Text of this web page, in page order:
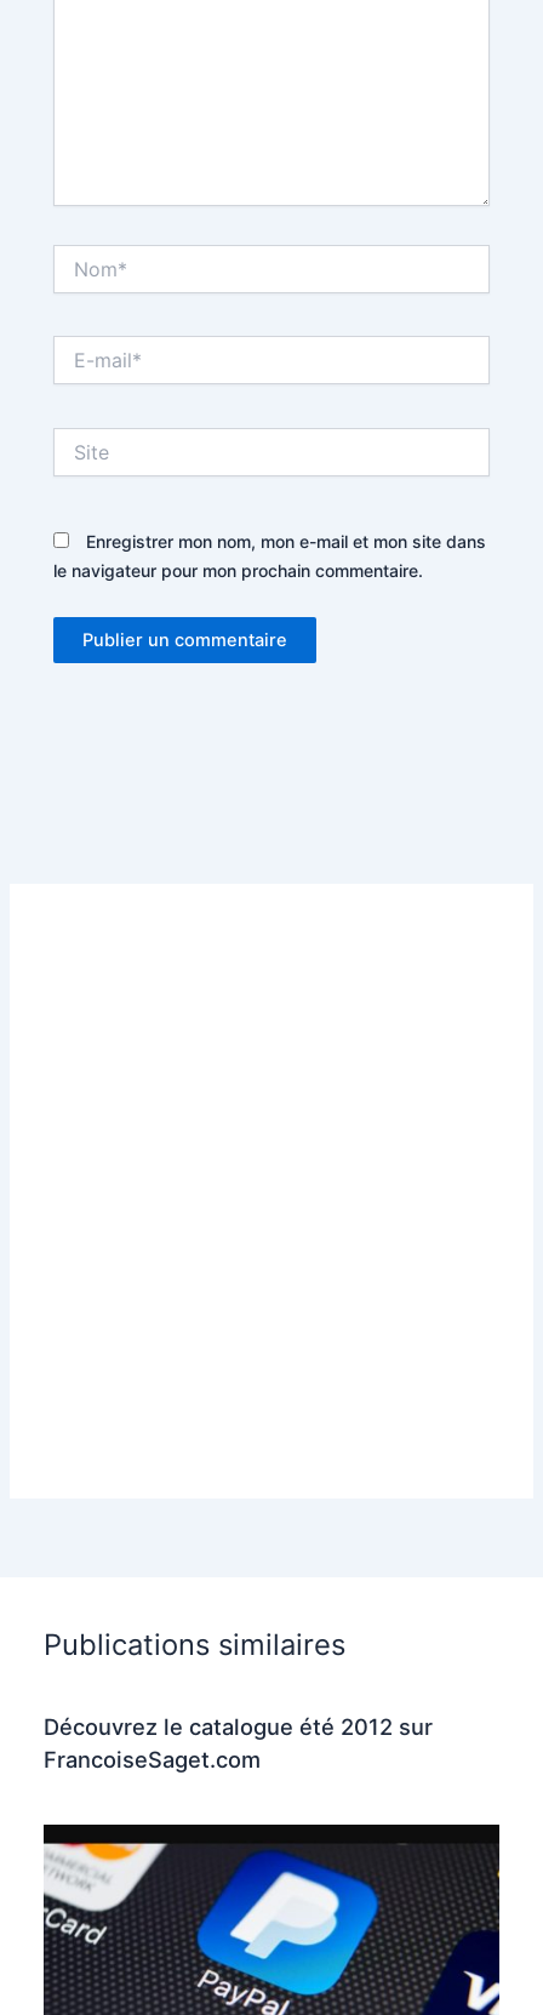
mail*
Enregistrer mon nom, mon e-mail et mon site dans
le navigateur pour mon prochain commentaire.
Publications similaires
Découvrez le catalogue été 2012 sur
FrancoiseSaget.com